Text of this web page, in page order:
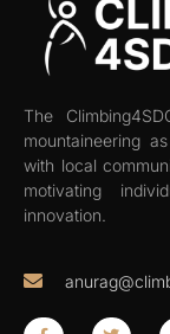
The
mountaineering
with local
motivating
innovation.